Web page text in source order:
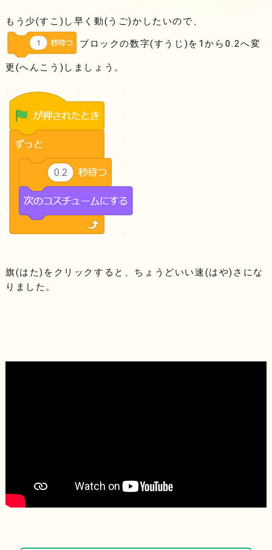
もう少(すこ)し早く動(うご)かしたいので、
ブロックの数字(すうじ)を1から0.2へ変
更(へんこう)しましょう。
旗(はた)をクリックすると、ちょうどいい速(はや)さにな
りました。